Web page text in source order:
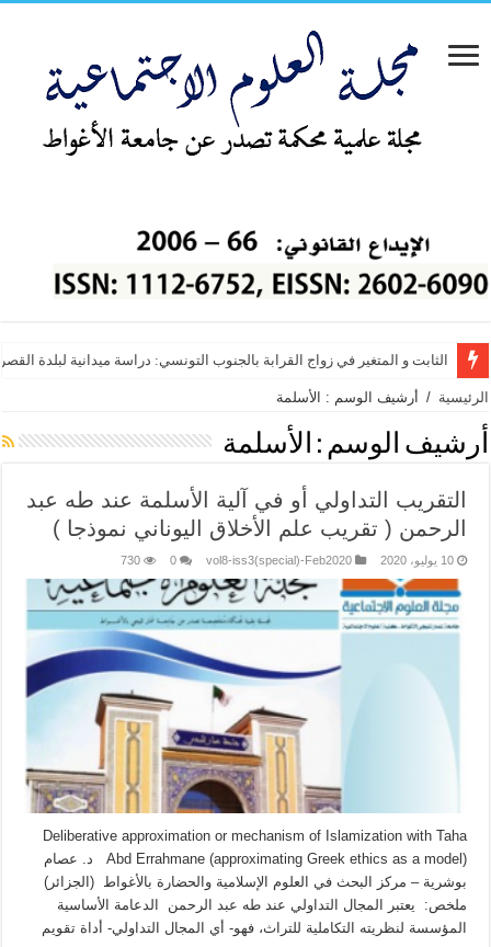
الثابت و المتغير في زواج القرابة بالجنوب التونسي: دراسة ميدانية لبلدة
دور الموارد البشرية في تطور أداء العاملين بالمدارس الخاصة الفلسطينية
الرئيسية / أرشيف الوسم : الأسلمة
أرشيف الوسم : الأسلمة
التقريب التداولي أو في آلية الأسلمة عند طه عبد
الرحمن ( تقريب علم الأخلاق اليوناني نموذجا )
10 يوليو، 2020 vol8-iss3(special)-Feb2020
0
730
Deliberative approximation or mechanism of Islamization with Taha
Abd Errahmane (approximating Greek ethics as a model) د. عصام
بوشرية – مركز البحث في العلوم الإسلامية والحضارة بالأغواط (الجزائر)
ملخص: يعتبر المجال التداولي عند طه عبد الرحمن الدعامة الأساسية
المؤسسة لنظريته التكاملية للتراث، فهو- أي المجال التداولي- أداة تقويم